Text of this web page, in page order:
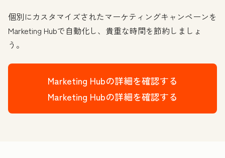
個別にカスタマイズされたマーケティングキャンペーンを
Marketing Hubで自動化し、貴重な時間を節約しましょ
う。
Marketing Hubの詳細を確認する
Marketing Hubの詳細を確認する